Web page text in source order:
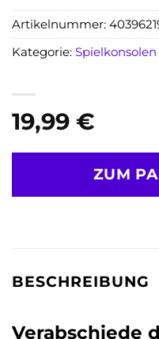
19,99 €
ZUM
Artikelnummer:
Kategorie:
BESCHREIBUNG
Verabschiede